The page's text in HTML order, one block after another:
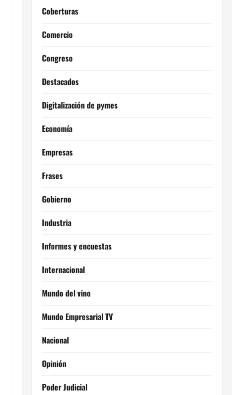
Coberturas
Comercio
Congreso
Destacados
Digitalización de pymes
Economía
Empresas
Frases
Gobierno
Industria
Informes y encuestas
Internacional
Mundo del vino
Mundo Empresarial TV
Nacional
Opinión
Poder Judicial